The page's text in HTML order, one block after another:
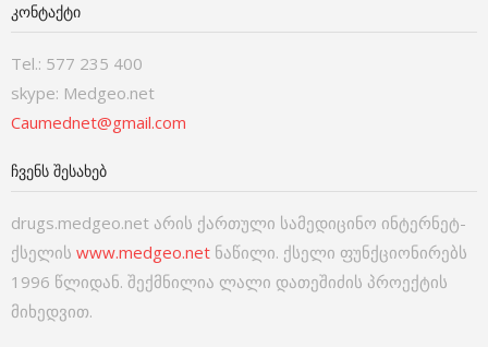
ᲙᲝᲜᲢᲐᲥᲢᲘ
Tel.: 577 235 400
skype: Medgeo.net
Caumednet@gmail.com
ᲩᲕᲔᲜᲡ ᲨᲔᲡᲐᲮᲔᲑ
drugs.medgeo.net არის ქართული სამედიცინო ინტერნეტ-
ქსელის www.medgeo.net ნაწილი. ქსელი ფუნქციონირებს
1996 წლიდან. შექმნილია ლალი დათეშიძის პროექტის
მიხედვით.